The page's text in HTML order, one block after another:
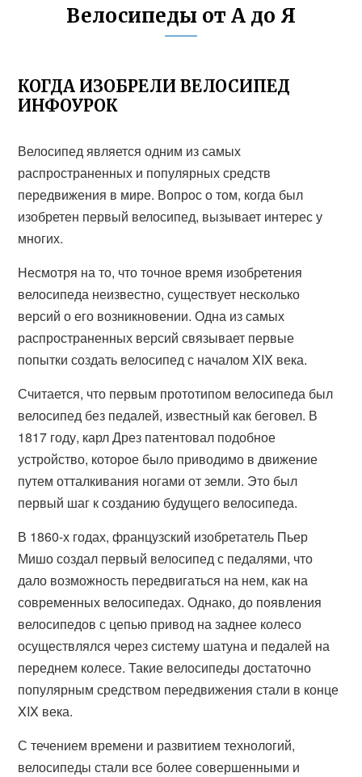
Велосипеды от А до Я
КОГДА ИЗОБРЕЛИ ВЕЛОСИПЕД
ИНФОУРОК
Велосипед является одним из самых
распространенных и популярных средств
передвижения в мире. Вопрос о том, когда был
изобретен первый велосипед, вызывает интерес у
многих.
Несмотря на то, что точное время изобретения
велосипеда неизвестно, существует несколько
версий о его возникновении. Одна из самых
распространенных версий связывает первые
попытки создать велосипед с началом XIX века.
Считается, что первым прототипом велосипеда был
велосипед без педалей, известный как беговел. В
1817 году, карл Дрез патентовал подобное
устройство, которое было приводимо в движение
путем отталкивания ногами от земли. Это был
первый шаг к созданию будущего велосипеда.
В 1860-х годах, французский изобретатель Пьер
Мишо создал первый велосипед с педалями, что
дало возможность передвигаться на нем, как на
современных велосипедах. Однако, до появления
велосипедов с цепью привод на заднее колесо
осуществлялся через систему шатуна и педалей на
переднем колесе. Такие велосипеды достаточно
популярным средством передвижения стали в конце
XIX века.
С течением времени и развитием технологий,
велосипеды стали все более совершенными и